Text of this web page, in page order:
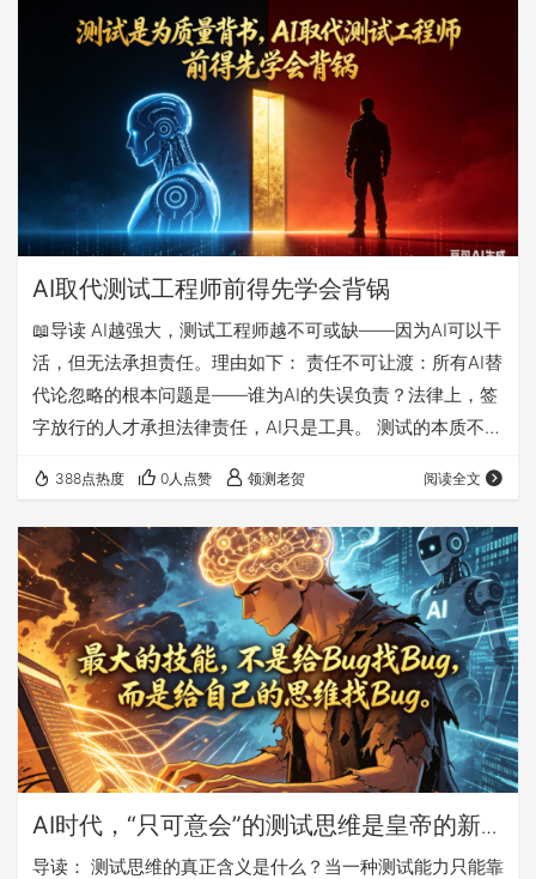
在“测试思维神化”叙事中的利益关系，构建了一个“集体幻
觉”的图景。 随后，回溯历史，类比纺织工、银行柜员被技
术替代的过程，指出所有被替代的职…
AI取代测试工程师前得先学会背锅
📖导读 AI越强大，测试工程师越不可或缺——因为AI可以干
活，但无法承担责任。理由如下： 责任不可让渡：所有AI替
代论忽略的根本问题是——谁为AI的失误负责？法律上，签
字放行的人才承担法律责任，AI只是工具。 测试的本质不是
断+承担责任”，这包含大量隐性知识和业务直觉，无法被训
练数据替代。 AI带来新风险：非确定性与幻觉：大模型的概
率性输出颠覆了传统测试的确定性思维，需要人类专家做最
终验证和审计。 测试工程师的升维路径：从“执行者”升级为
“背书者”，从“技术工…
388点热度 0人点赞 领测老贺 阅读全文
AI时代，“只可意会”的测试思维是皇帝的新
衣吗？
导读： 测试思维的真正含义是什么？当一种测试能力只能靠